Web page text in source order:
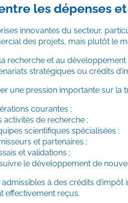
les dépenses
innovantes du secteur,
des projets, mais plutôt le
recherche et au
stratégiques ou crédits
une pression importante sur la
courantes ;
activités de recherche ;
scientifiques spécialisées ;
et partenaires ;
et validations ;
le développement de
à des crédits
effectivement reçus.